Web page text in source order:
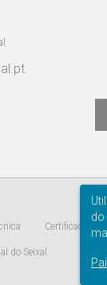
Certificação
do Seixal
do